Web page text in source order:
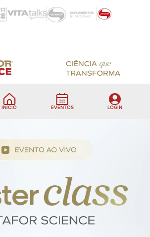
INÍCIO EVENTOS LOGIN